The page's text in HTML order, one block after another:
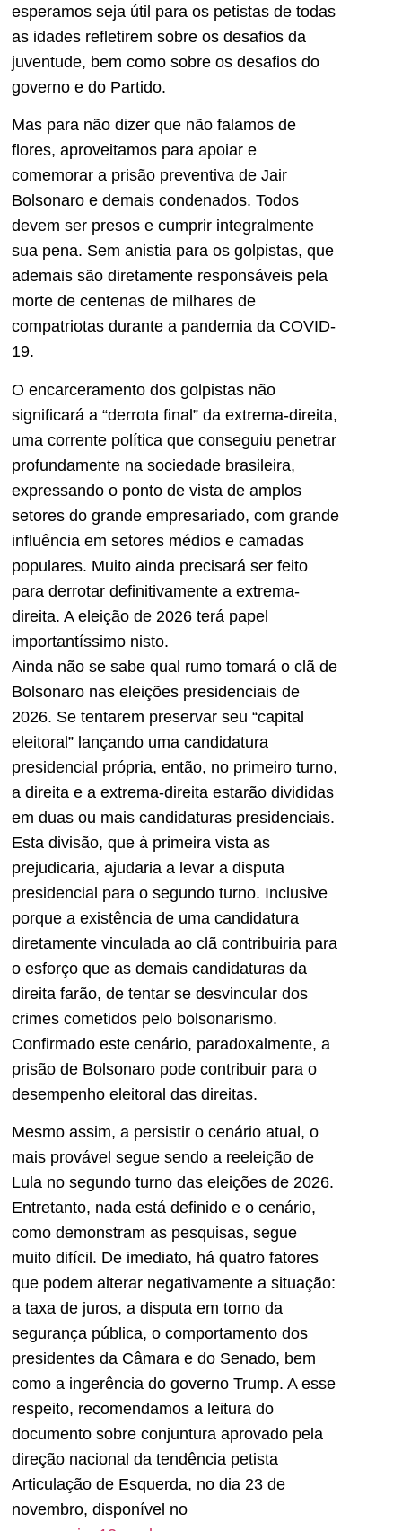
esperamos seja útil para os petistas de todas
as idades refletirem sobre os desafios da
juventude, bem como sobre os desafios do
governo e do Partido.
Mas para não dizer que não falamos de
flores, aproveitamos para apoiar e
comemorar a prisão preventiva de Jair
Bolsonaro e demais condenados. Todos
devem ser presos e cumprir integralmente
sua pena. Sem anistia para os golpistas, que
ademais são diretamente responsáveis pela
morte de centenas de milhares de
compatriotas durante a pandemia da COVID-
19.
O encarceramento dos golpistas não
significará a “derrota final” da extrema-direita,
uma corrente política que conseguiu penetrar
profundamente na sociedade brasileira,
expressando o ponto de vista de amplos
setores do grande empresariado, com grande
influência em setores médios e camadas
populares. Muito ainda precisará ser feito
para derrotar definitivamente a extrema-
direita. A eleição de 2026 terá papel
importantíssimo nisto.
Ainda não se sabe qual rumo tomará o clã de
Bolsonaro nas eleições presidenciais de
2026. Se tentarem preservar seu “capital
eleitoral” lançando uma candidatura
presidencial própria, então, no primeiro turno,
a direita e a extrema-direita estarão divididas
em duas ou mais candidaturas presidenciais.
Esta divisão, que à primeira vista as
prejudicaria, ajudaria a levar a disputa
presidencial para o segundo turno. Inclusive
porque a existência de uma candidatura
diretamente vinculada ao clã contribuiria para
o esforço que as demais candidaturas da
direita farão, de tentar se desvincular dos
crimes cometidos pelo bolsonarismo.
Confirmado este cenário, paradoxalmente, a
prisão de Bolsonaro pode contribuir para o
desempenho eleitoral das direitas.
Mesmo assim, a persistir o cenário atual, o
mais provável segue sendo a reeleição de
Lula no segundo turno das eleições de 2026.
Entretanto, nada está definido e o cenário,
como demonstram as pesquisas, segue
muito difícil. De imediato, há quatro fatores
que podem alterar negativamente a situação:
a taxa de juros, a disputa em torno da
segurança pública, o comportamento dos
presidentes da Câmara e do Senado, bem
como a ingerência do governo Trump. A esse
respeito, recomendamos a leitura do
documento sobre conjuntura aprovado pela
direção nacional da tendência petista
Articulação de Esquerda, no dia 23 de
novembro, disponível no